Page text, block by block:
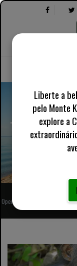
Trekking de
Operador turístico local
Liberte a
pelo Monte
explore a